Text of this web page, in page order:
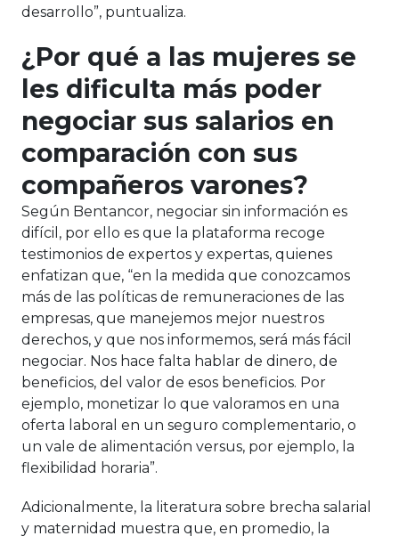
desarrollo”, puntualiza.
¿Por qué a las mujeres se
les dificulta más poder
negociar sus salarios en
comparación con sus
compañeros varones?
Según Bentancor, negociar sin información es
difícil, por ello es que la plataforma recoge
testimonios de expertos y expertas, quienes
enfatizan que, “en la medida que conozcamos
más de las políticas de remuneraciones de las
empresas, que manejemos mejor nuestros
derechos, y que nos informemos, será más fácil
negociar. Nos hace falta hablar de dinero, de
beneficios, del valor de esos beneficios. Por
ejemplo, monetizar lo que valoramos en una
oferta laboral en un seguro complementario, o
un vale de alimentación versus, por ejemplo, la
flexibilidad horaria”.
Adicionalmente, la literatura sobre brecha salarial
y maternidad muestra que, en promedio, la